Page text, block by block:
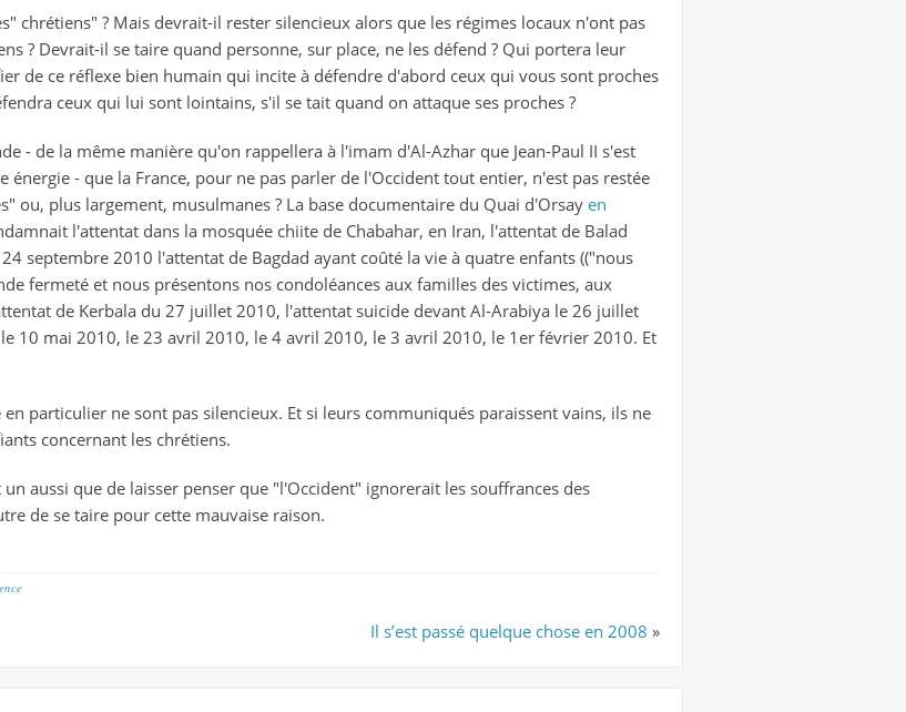
chrétiens" ? Mais devrait-il rester silencieux alors que les régimes locaux n'ont pas
? Devrait-il se taire quand personne, sur place, ne les défend ? Qui portera leur
de ce réflexe bien humain qui incite à défendre d'abord ceux qui vous sont proches
ceux qui lui sont lointains, s'il se tait quand on attaque ses proches ?
- de la même manière qu'on rappellera à l'imam d'Al-Azhar que Jean-Paul II s'est
énergie - que la France, pour ne pas parler de l'Occident tout entier, n'est pas restée
ou, plus largement, musulmanes ? La base documentaire du Quai d'Orsay en
l'attentat dans la mosquée chiite de Chabahar, en Iran, l'attentat de Balad
septembre 2010 l'attentat de Bagdad ayant coûté la vie à quatre enfants (("nous
fermeté et nous présentons nos condoléances aux familles des victimes, aux
de Kerbala du 27 juillet 2010, l'attentat suicide devant Al-Arabiya le 26 juillet
10 mai 2010, le 23 avril 2010, le 4 avril 2010, le 3 avril 2010, le 1er février 2010. Et
particulier ne sont pas silencieux. Et si leurs communiqués paraissent vains, ils ne
concernant les chrétiens.
aussi que de laisser penser que "l'Occident" ignorerait les souffrances des
de se taire pour cette mauvaise raison.
Il s’est passé quelque chose en 2008 »